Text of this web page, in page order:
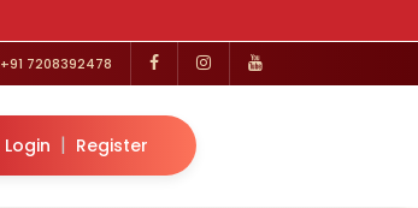
+91 7208392478
Login | Register